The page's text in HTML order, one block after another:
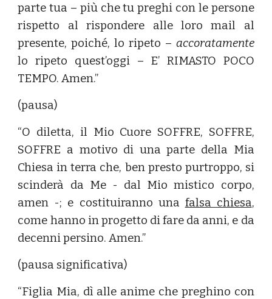
parte tua – più che tu preghi con le persone
rispetto al rispondere alle loro mail al
presente, poiché, lo ripeto – accoratamente
lo ripeto quest’oggi – E’ RIMASTO POCO
TEMPO. Amen.”
(pausa)
“O diletta, il Mio Cuore SOFFRE, SOFFRE,
SOFFRE a motivo di una parte della Mia
Chiesa in terra che, ben presto purtroppo, si
scinderà da Me - dal Mio mistico corpo,
amen -; e costituiranno una falsa chiesa,
come hanno in progetto di fare da anni, e da
decenni persino. Amen.”
(pausa significativa)
“Figlia Mia, dì alle anime che preghino con